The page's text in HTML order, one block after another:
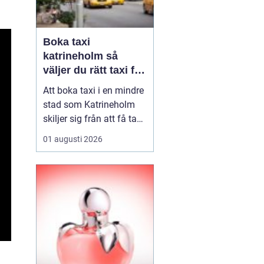
Boka taxi
katrineholm så
väljer du rätt taxi för
trygga resor
Att boka taxi i en mindre
stad som Katrineholm
skiljer sig från att få tag
på bil i en storstad.
Utbudet är mer
skillnaden mellan olika
bolag kan vara tydlig.
Den som söker efter
Boka Taxi K...
01 augusti 2026